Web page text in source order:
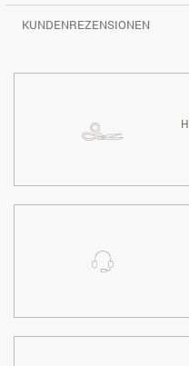
KUNDENREZENSIONEN